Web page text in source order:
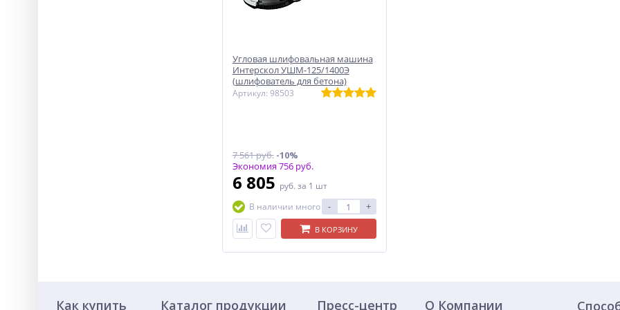
Угловая шлифовальная машина
Интерскол УШМ-125/1400Э
(шлифователь для бетона)
Артикул: 98503
7 561 руб.-10%
Экономия 756 руб.
6 805 руб. за 1 шт
В наличии много
- +
В КОРЗИНУ
Как купить Каталог продукции Пресс-центр О Компании